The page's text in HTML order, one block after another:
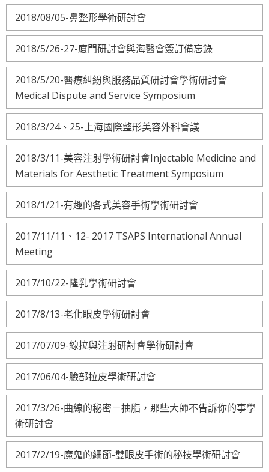
2018/08/05-鼻整形學術研討會
2018/5/26-27-廈門研討會與海醫會簽訂備忘錄
2018/5/20-醫療糾紛與服務品質研討會學術研討會
Medical Dispute and Service Symposium
2018/3/24、25-上海國際整形美容外科會議
2018/3/11-美容注射學術研討會Injectable Medicine and
Materials for Aesthetic Treatment Symposium
2018/1/21-有趣的各式美容手術學術研討會
2017/11/11、12- 2017 TSAPS International Annual
Meeting
2017/10/22-隆乳學術研討會
2017/8/13-老化眼皮學術研討會
2017/07/09-線拉與注射研討會學術研討會
2017/06/04-臉部拉皮學術研討會
2017/3/26-曲線的秘密－抽脂，那些大師不告訴你的事學
術研討會
2017/2/19-魔鬼的細節-雙眼皮手術的秘技學術研討會